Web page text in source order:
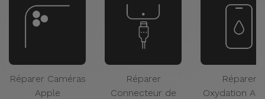
Réparer Caméras
Apple
Réparer
Connecteur de
Réparer
Oxydation